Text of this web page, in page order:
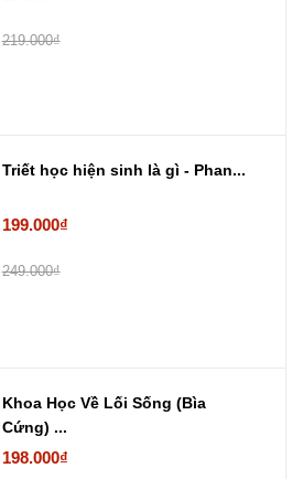
219.000₫
Triết học hiện sinh là gì - Phan...
199.000₫
249.000₫
Khoa Học Về Lối Sống (Bìa
Cứng) ...
198.000₫